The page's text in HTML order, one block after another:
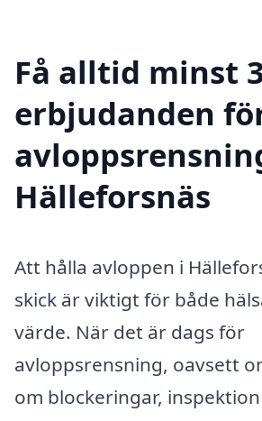
Få alltid minst
erbjudanden
Hälleforsnäs
Att hålla avloppen i
skick är viktigt för både
värde. När det är dags för
avloppsrensning, oavsett
om blockeringar,